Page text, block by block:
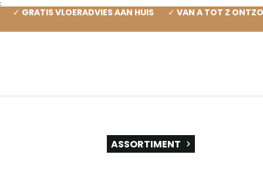
;
✓ GRATIS VLOERADVIES AAN HUIS ✓ VAN A TOT Z
ASSORTIMENT